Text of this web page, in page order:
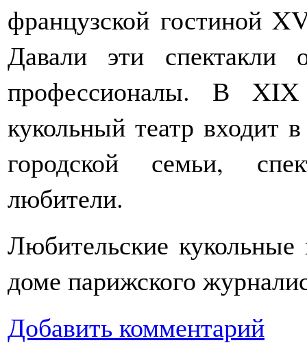
французской гостиной
Давали эти спектакли
профессионалы. В XIX
кукольный театр
городской семьи,
любители.
Любительские кукольные
доме парижского
Добавить комментарий